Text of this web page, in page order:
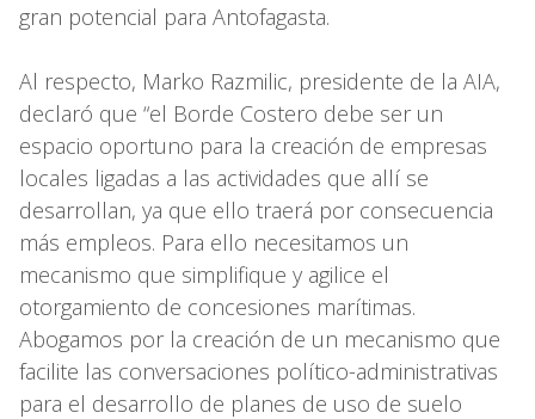
gran potencial para Antofagasta.
Al respecto, Marko Razmilic, presidente de la AIA,
declaró que “el Borde Costero debe ser un
espacio oportuno para la creación de empresas
locales ligadas a las actividades que allí se
desarrollan, ya que ello traerá por consecuencia
más empleos. Para ello necesitamos un
mecanismo que simplifique y agilice el
otorgamiento de concesiones marítimas.
Abogamos por la creación de un mecanismo que
facilite las conversaciones político-administrativas
para el desarrollo de planes de uso de suelo